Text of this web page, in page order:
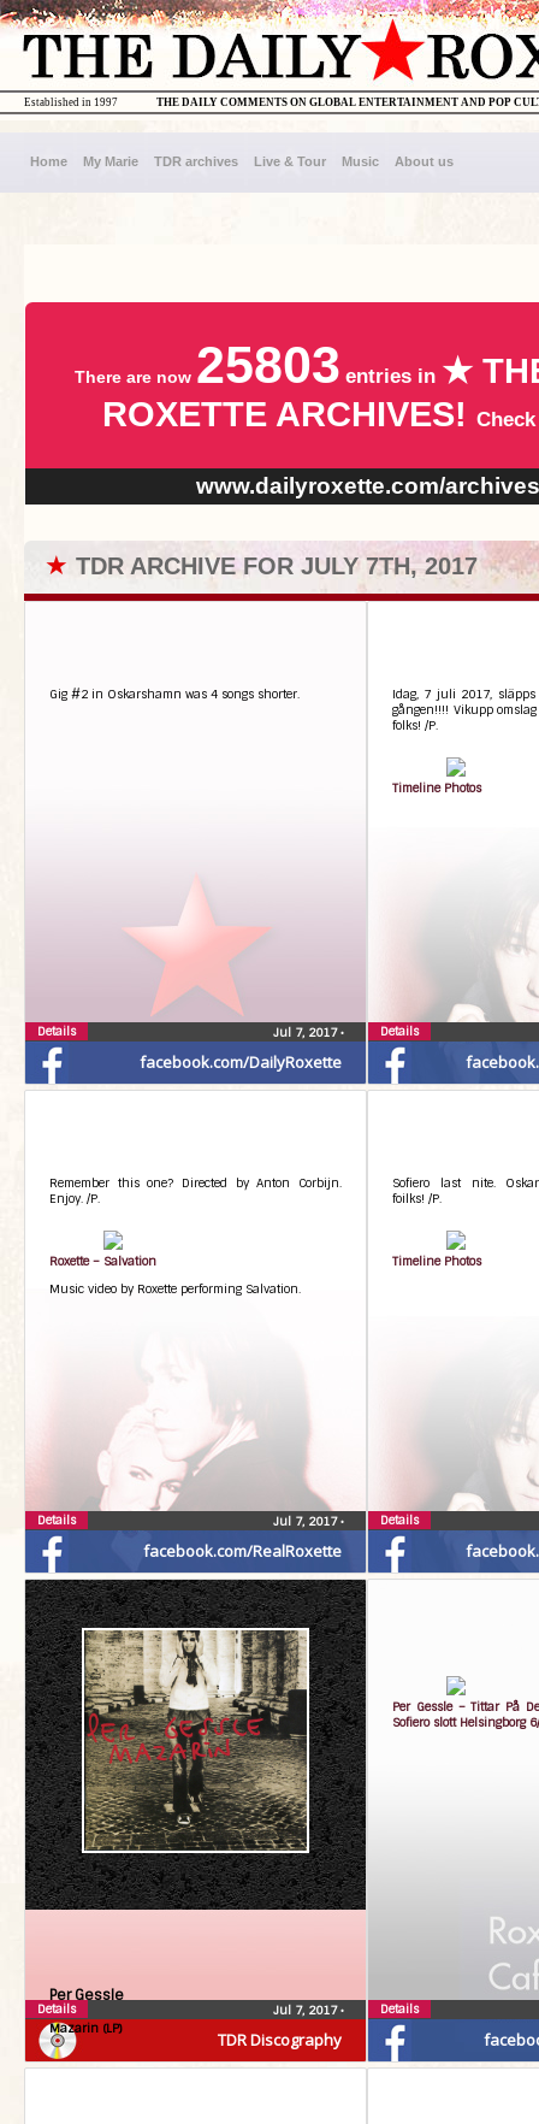
THE DAILY COMMENTS ON GLOBAL ENTERTAINMENT AND POP
Established in 1997
Home My Marie TDR archives Live & Tour Music About us
There are now 25803 entries in ★
ROXETTE ARCHIVES!
www.dailyroxette.com/archives
★ TDR ARCHIVE FOR JULY 7TH, 2017
facebook.com/DailyRoxette
Gig #2 in Oskarshamn was 4 songs shorter.
Jul 7, 2017•
Details
Idag, 7 juli 2017,
gången!!!! Vikupp
folks! /P.
Timeline Photos
Details
facebook.com/RealRoxette
Remember this one? Directed by Anton Corbijn.
Enjoy. /P.
Roxette – Salvation
Music video by Roxette performing Salvation.
Jul 7, 2017•
Details
Sofiero last nite.
foilks! /P.
Timeline Photos
Details
TDR Discography
Per Gessle
Mazarin (LP)
Jul 7, 2017•
Details
Per Gessle – Tittar På
Sofiero slott Helsingborg
Details